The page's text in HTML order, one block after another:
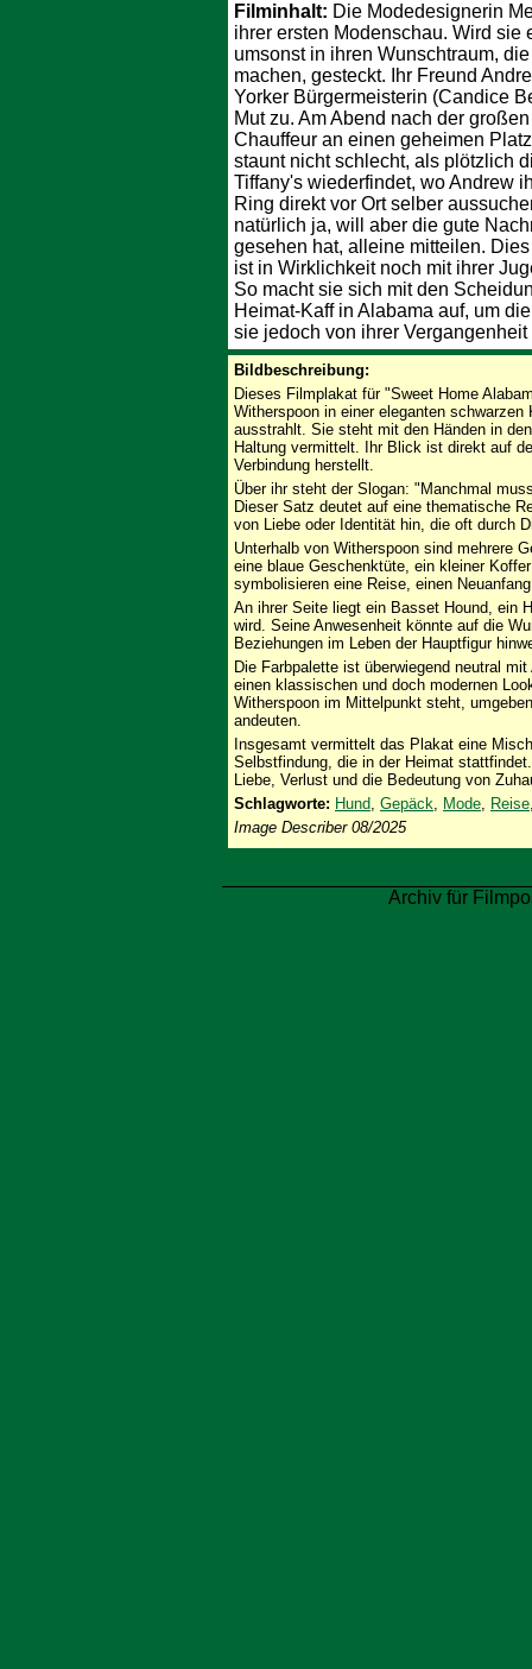
Filminhalt: Die Modedesignerin
ihrer ersten Modenschau. Wird
umsonst in ihren Wunschtraum,
machen, gesteckt. Ihr Freund
Yorker Bürgermeisterin (Candice
Mut zu. Am Abend nach der
Chauffeur an einen geheimen
staunt nicht schlecht, als plötzlich
Tiffany's wiederfindet, wo Andrew
Ring direkt vor Ort selber
natürlich ja, will aber die gute
gesehen hat, alleine mitteilen.
ist in Wirklichkeit noch mit ihrer
So macht sie sich mit den
Heimat-Kaff in Alabama auf, um
sie jedoch von ihrer Vergangenheit
Bildbeschreibung:
Dieses Filmplakat für "Sweet Home
Witherspoon in einer eleganten
ausstrahlt. Sie steht mit den Händen in
Haltung vermittelt. Ihr Blick ist direkt auf
Verbindung herstellt.
Über ihr steht der Slogan: "Manchmal
Dieser Satz deutet auf eine thematische
von Liebe oder Identität hin, die oft durch
Unterhalb von Witherspoon sind mehrere
eine blaue Geschenktüte, ein kleiner
symbolisieren eine Reise, einen
An ihrer Seite liegt ein Basset Hound, ein
wird. Seine Anwesenheit könnte auf die
Beziehungen im Leben der Hauptfigur
Die Farbpalette ist überwiegend neutral
einen klassischen und doch modernen
Witherspoon im Mittelpunkt steht,
andeuten.
Insgesamt vermittelt das Plakat eine
Selbstfindung, die in der Heimat
Liebe, Verlust und die Bedeutung von
Schlagworte: Hund, Gepäck, Mode, Reise
Image Describer 08/2025
Archiv für